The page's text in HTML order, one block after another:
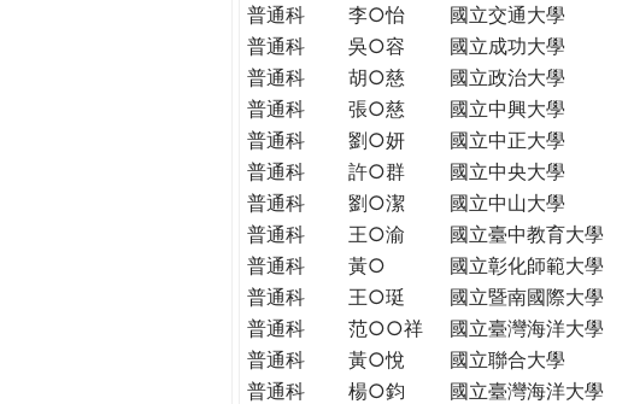
r
e
普通科
李○怡 國立交通大學
普通科
吳○容 國立成功大學
普通科
胡○慈 國立政治大學
普通科
張○慈 國立中興大學
普通科
劉○妍 國立中正大學
普通科
許○群 國立中央大學
普通科
劉○潔 國立中山大學
普通科
王○渝 國立臺中教育大學
普通科
黃○ 國立彰化師範大學
普通科
王○珽 國立暨南國際大學
普通科
范○○祥 國立臺灣海洋大學
普通科
黃○悅 國立聯合大學
普通科
楊○鈞 國立臺灣海洋大學